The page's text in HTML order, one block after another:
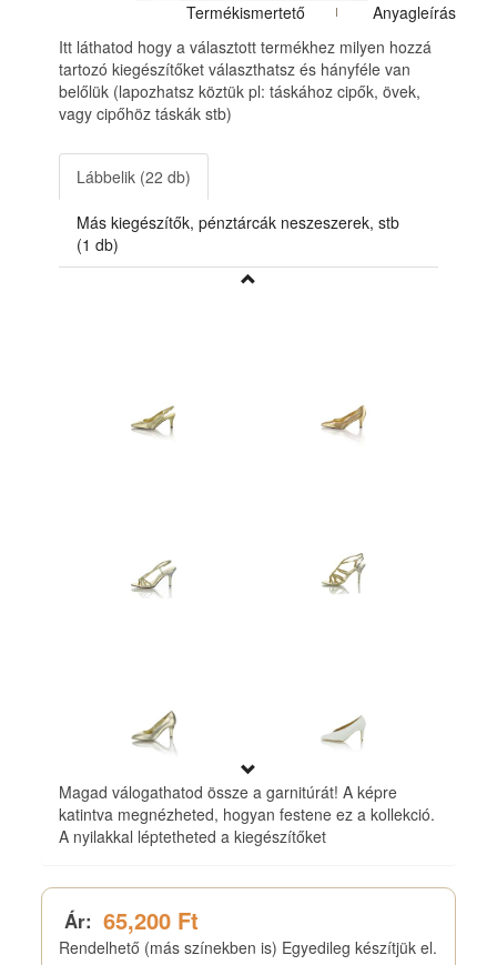
Termékismertető
Anyagleírás
Itt láthatod hogy a választott termékhez milyen hozzá
tartozó kiegészítőket választhatsz és hányféle van
belőlük (lapozhatsz köztük pl: táskához cipők, övek,
vagy cipőhöz táskák stb)
Lábbelik (22 db)
Más kiegészítők, pénztárcák neszeszerek, stb
(1 db)
Magad válogathatod össze a garnitúrát! A képre
katintva megnézheted, hogyan festene ez a kollekció.
A nyilakkal léptetheted a kiegészítőket
Ár: 65,200 Ft
Rendelhető (más színekben is) Egyedileg készítjük el.